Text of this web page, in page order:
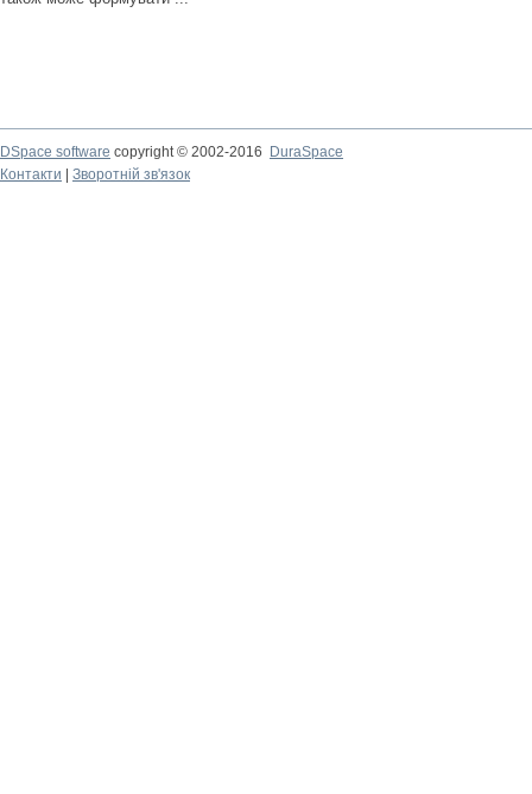
DSpace software copyright © 2002-2016
DuraSpace
Контакти
Зворотній зв'язок